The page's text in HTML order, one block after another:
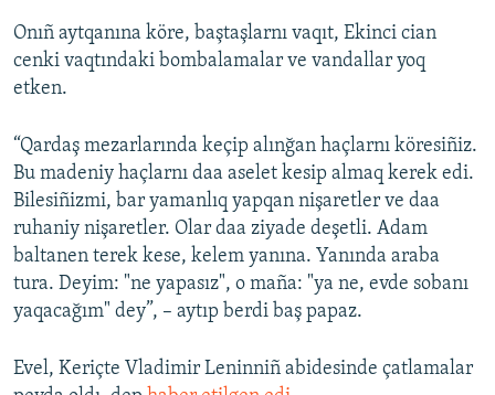
Onıñ aytqanına köre, baştaşlarnı vaqıt, Ekinci cian
cenki vaqtındaki bombalamalar ve vandallar yoq
etken.
“Qardaş mezarlarında keçip alınğan haçlarnı köresiñiz.
Bu madeniy haçlarnı daa aselet kesip almaq kerek edi.
Bilesiñizmi, bar yamanlıq yapqan nişaretler ve daa
ruhaniy nişaretler. Olar daa ziyade deşetli. Adam
baltanen terek kese, kelem yanına. Yanında araba
tura. Deyim: "ne yapasız", o maña: "ya ne, evde sobanı
yaqacağım" dey”, – aytıp berdi baş papaz.
Evel, Keriçte Vladimir Leninniñ abidesinde çatlamalar